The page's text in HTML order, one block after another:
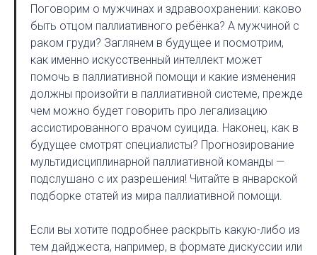
Поговорим о мужчинах и здравоохранении: каково
быть отцом паллиативного ребёнка? А мужчиной с
раком груди? Заглянем в будущее и посмотрим,
как именно искусственный интеллект может
помочь в паллиативной помощи и какие изменения
должны произойти в паллиативной системе, прежде
чем можно будет говорить про легализацию
ассистированного врачом суицида. Наконец, как в
будущее смотрят специалисты? Прогнозирование
мультидисциплинарной паллиативной команды —
подслушано с их разрешения! Читайте в январской
подборке статей из мира паллиативной помощи.
Если вы хотите подробнее раскрыть какую-либо из
тем дайджеста, например, в формате дискуссии или